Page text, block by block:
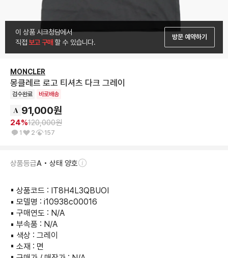
이 상품 시크청담에서
직접 보고 구매 할 수 있습니다.
방문 예약하기
MONCLER
몽클레르 로고 티셔츠 다크 그레이
검수완료 바로배송
91,000원
24%120,000원
1 2 157
상품등급A • 상태 양호
▪︎ 상품코드 : IT8H4L3QBUOI
▪︎ 모델명 : i10938c00016
▪︎ 구매연도 : N/A
▪︎ 부속품 : N/A
▪︎ 색상 : 그레이
▪︎ 소재 : 면